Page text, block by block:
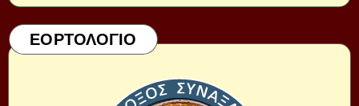
ΕΟΡΤΟΛΟΓΙΟ